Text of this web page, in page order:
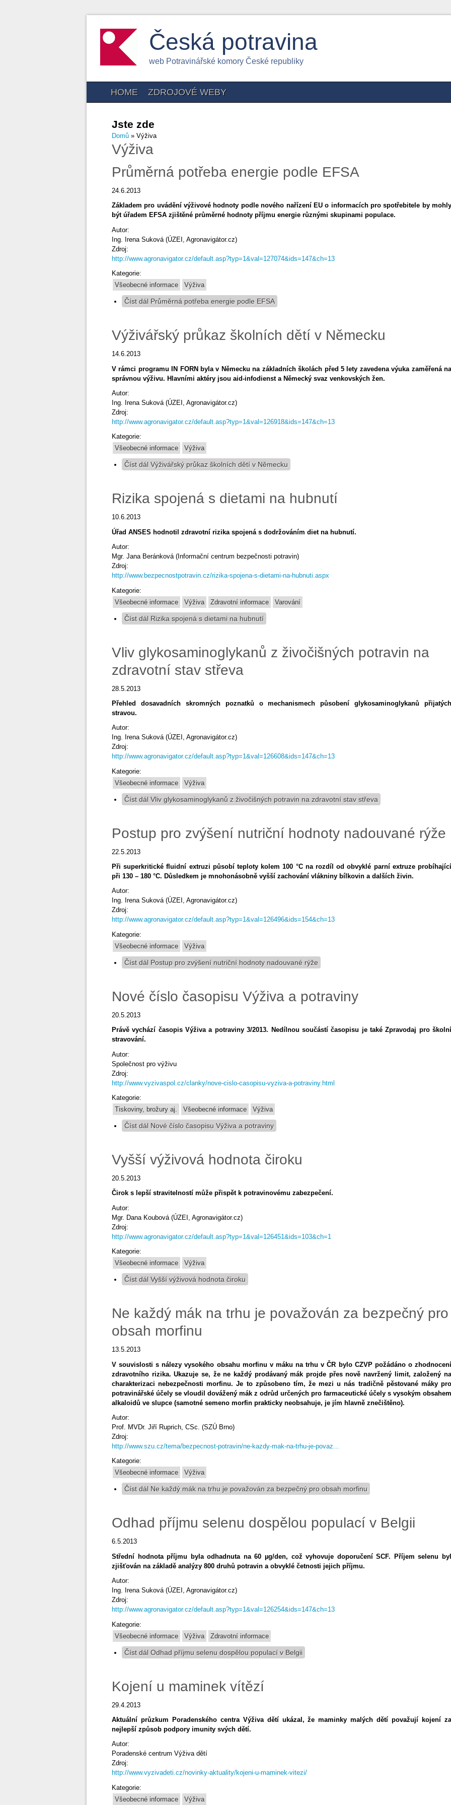
Česká potravina
web Potravinářské komory České republiky
HOME ZDROJOVÉ WEBY
Jste zde
Domů » Výživa
Výživa
Průměrná potřeba energie podle EFSA
24.6.2013
Základem pro uvádění výživové hodnoty podle nového nařízení EU o informacích pro spotřebitele by mohly
být úřadem EFSA zjištěné průměrné hodnoty příjmu energie různými skupinami populace.
Autor:
Ing. Irena Suková (ÚZEI, Agronavigátor.cz)
Zdroj:
http://www.agronavigator.cz/default.asp?typ=1&val=127074&ids=147&ch=13
Kategorie:
Všeobecné informace
Výživa
Číst dál Průměrná potřeba energie podle EFSA
Výživářský průkaz školních dětí v Německu
14.6.2013
V rámci programu IN FORN byla v Německu na základních školách před 5 lety zavedena výuka zaměřená na
správnou výživu. Hlavními aktéry jsou aid-infodienst a Německý svaz venkovských žen.
Autor:
Ing. Irena Suková (ÚZEI, Agronavigátor.cz)
Zdroj:
http://www.agronavigator.cz/default.asp?typ=1&val=126918&ids=147&ch=13
Kategorie:
Všeobecné informace
Výživa
Číst dál Výživářský průkaz školních dětí v Německu
Rizika spojená s dietami na hubnutí
10.6.2013
Úřad ANSES hodnotil zdravotní rizika spojená s dodržováním diet na hubnutí.
Autor:
Mgr. Jana Beránková (Informační centrum bezpečnosti potravin)
Zdroj:
http://www.bezpecnostpotravin.cz/rizika-spojena-s-dietami-na-hubnuti.aspx
Kategorie:
Všeobecné informace
Výživa Zdravotní informace Varování
Číst dál Rizika spojená s dietami na hubnutí
Vliv glykosaminoglykanů z živočišných potravin na
zdravotní stav střeva
28.5.2013
Přehled dosavadních skromných poznatků o mechanismech působení glykosaminoglykanů přijatých
stravou.
Autor:
Ing. Irena Suková (ÚZEI, Agronavigátor.cz)
Zdroj:
http://www.agronavigator.cz/default.asp?typ=1&val=126608&ids=147&ch=13
Kategorie:
Všeobecné informace
Výživa
Číst dál Vliv glykosaminoglykanů z živočišných potravin na zdravotní stav střeva
Postup pro zvýšení nutriční hodnoty nadouvané rýže
22.5.2013
Při superkritické fluidní extruzi působí teploty kolem 100 °C na rozdíl od obvyklé parní extruze probíhající
při 130 – 180 °C. Důsledkem je mnohonásobně vyšší zachování vlákniny bílkovin a dalších živin.
Autor:
Ing. Irena Suková (ÚZEI, Agronavigátor.cz)
Zdroj:
http://www.agronavigator.cz/default.asp?typ=1&val=126496&ids=154&ch=13
Kategorie:
Všeobecné informace
Výživa
Číst dál Postup pro zvýšení nutriční hodnoty nadouvané rýže
Nové číslo časopisu Výživa a potraviny
20.5.2013
Právě vychází časopis Výživa a potraviny 3/2013. Nedílnou součástí časopisu je také Zpravodaj pro školní
stravování.
Autor:
Společnost pro výživu
Zdroj:
http://www.vyzivaspol.cz/clanky/nove-cislo-casopisu-vyziva-a-potraviny.html
Kategorie:
Tiskoviny, brožury aj.
Všeobecné informace Výživa
Číst dál Nové číslo časopisu Výživa a potraviny
Vyšší výživová hodnota čiroku
20.5.2013
Čirok s lepší stravitelností může přispět k potravinovému zabezpečení.
Autor:
Mgr. Dana Koubová (ÚZEI, Agronavigátor.cz)
Zdroj:
http://www.agronavigator.cz/default.asp?typ=1&val=126451&ids=103&ch=1
Kategorie:
Všeobecné informace
Výživa
Číst dál Vyšší výživová hodnota čiroku
Ne každý mák na trhu je považován za bezpečný pro
obsah morfinu
13.5.2013
V souvislosti s nálezy vysokého obsahu morfinu v máku na trhu v ČR bylo CZVP požádáno o zhodnocení
zdravotního rizika. Ukazuje se, že ne každý prodávaný mák projde přes nově navržený limit, založený na
charakterizaci nebezpečnosti morfinu. Je to způsobeno tím, že mezi u nás tradičně pěstované máky pro
potravinářské účely se vloudil dovážený mák z odrůd určených pro farmaceutické účely s vysokým obsahem
alkaloidů ve slupce (samotné semeno morfin prakticky neobsahuje, je jím hlavně znečištěno).
Autor:
Prof. MVDr. Jiří Ruprich, CSc. (SZÚ Brno)
Zdroj:
http://www.szu.cz/tema/bezpecnost-potravin/ne-kazdy-mak-na-trhu-je-povaz...
Kategorie:
Všeobecné informace
Výživa
Číst dál Ne každý mák na trhu je považován za bezpečný pro obsah morfinu
Odhad příjmu selenu dospělou populací v Belgii
6.5.2013
Střední hodnota příjmu byla odhadnuta na 60 µg/den, což vyhovuje doporučení SCF. Příjem selenu byl
zjišťován na základě analýzy 800 druhů potravin a obvyklé četnosti jejich příjmu.
Autor:
Ing. Irena Suková (ÚZEI, Agronavigátor.cz)
Zdroj:
http://www.agronavigator.cz/default.asp?typ=1&val=126254&ids=147&ch=13
Kategorie:
Všeobecné informace
Výživa Zdravotní informace
Číst dál Odhad příjmu selenu dospělou populací v Belgii
Kojení u maminek vítězí
29.4.2013
Aktuální průzkum Poradenského centra Výživa dětí ukázal, že maminky malých dětí považují kojení za
nejlepší způsob podpory imunity svých dětí.
Autor:
Poradenské centrum Výživa dětí
Zdroj:
http://www.vyzivadeti.cz/novinky-aktuality/kojeni-u-maminek-vitezi/
Kategorie:
Všeobecné informace
Výživa